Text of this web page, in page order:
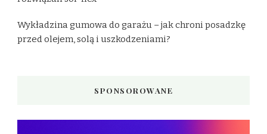
Wykładzina gumowa do garażu – jak chroni posadzkę
przed olejem, solą i uszkodzeniami?
SPONSOROWANE